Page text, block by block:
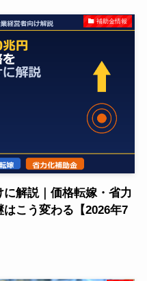
補助金情報
解説｜価格転嫁・省力
こう変わる【2026年7